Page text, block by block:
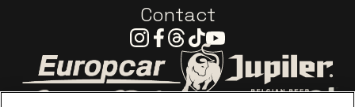
Contact
Instagram
Facebook
Threads
TiktokYoutube
Ga naar de website van Europcar